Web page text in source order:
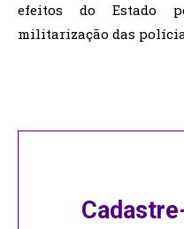
efeitos do Estado
militarização das